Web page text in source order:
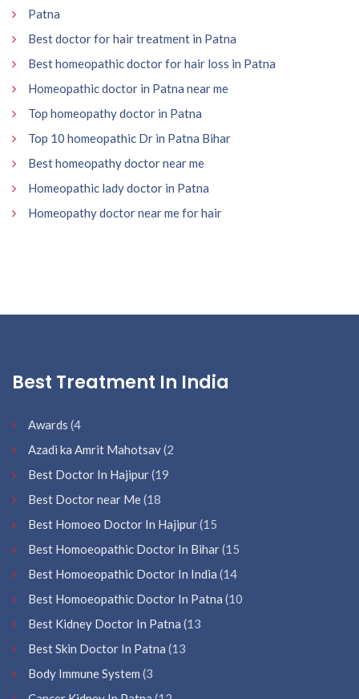
Patna
Best doctor for hair treatment in Patna
Best homeopathic doctor for hair loss in Patna
Homeopathic doctor in Patna near me
Top homeopathy doctor in Patna
Top 10 homeopathic Dr in Patna Bihar
Best homeopathy doctor near me
Homeopathic lady doctor in Patna
Homeopathy doctor near me for hair
Best Treatment In India
Awards (4
Azadi ka Amrit Mahotsav(2
Best Doctor In Hajipur(19
Best Doctor near Me(18
Best Homoeo Doctor In Hajipur(15
Best Homoeopathic Doctor In Bihar(15
Best Homoeopathic Doctor In India (14
Best Homoeopathic Doctor In Patna (10
Best Kidney Doctor In Patna (13
Best Skin Doctor In Patna (13
Body Immune System (3